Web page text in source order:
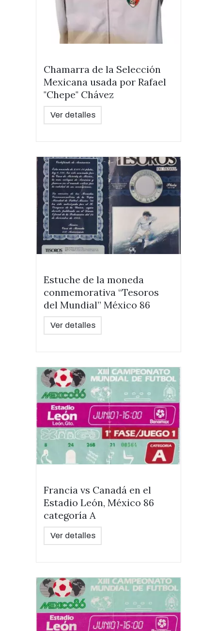
Chamarra de la Selección
Mexicana usada por Rafael
"Chepe" Chávez
Ver detalles
Estuche de la moneda
conmemorativa “Tesoros
del Mundial” México 86
Ver detalles
Francia vs Canadá en el
Estadio León, México 86
categoría A
Ver detalles